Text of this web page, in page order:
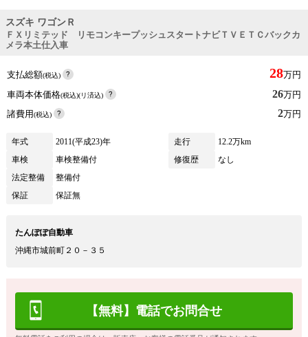
スズキ ワゴンＲ
ＦＸリミテッド リモコンキープッシュスタートナビＴＶＥＴＣバックカ
メラ本土仕入車
支払総額(税込) 28万円
車両本体価格(税込)(リ済込) 26万円
諸費用(税込) 2万円
年式 2011(平成23)年 走行
12.2万km
車検
車検整備付 修復歴
なし
法定整備
整備付
保証
保証無
たんぽぽ自動車
沖縄市城前町２０－３５
【無料】電話でお問合せ